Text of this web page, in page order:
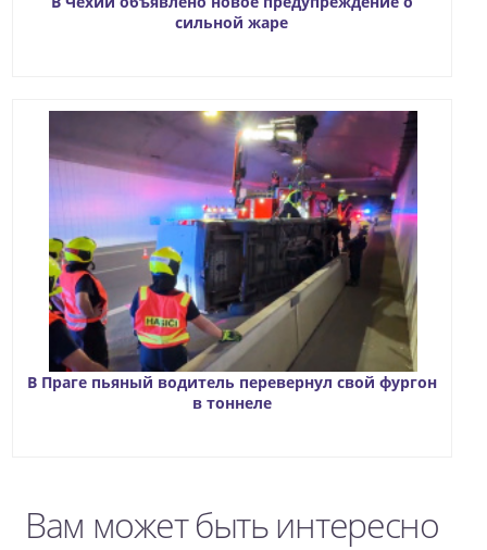
сильной жаре
В Праге пьяный водитель перевернул свой фургон
в тоннеле
Вам может быть интересно